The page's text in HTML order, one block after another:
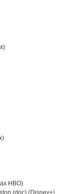
HBO)
(doc) (Disney+)